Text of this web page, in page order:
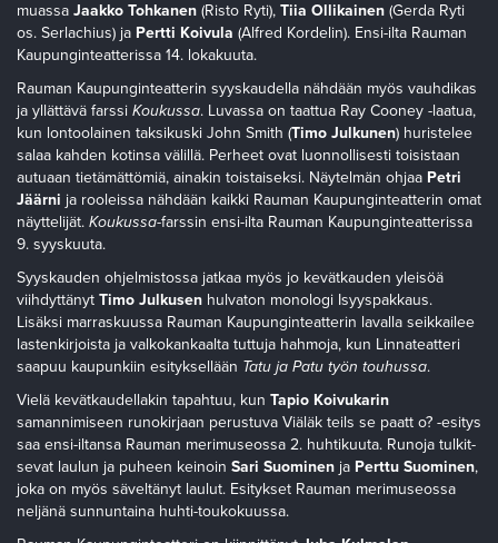
muassa Jaakko Tohkanen (Risto Ryti), Tiia Ollikainen (Gerda Ryti
os. Serlachius) ja Pertti Koivula (Alfred Kordelin). Ensi-ilta Rauman
Kaupunginteatterissa 14. lokakuuta.
Rauman Kaupunginteatterin syyskaudella nähdään myös vauhdikas
ja yllättävä farssi Koukussa. Luvassa on taattua Ray Cooney -laatua,
kun lontoolainen taksikuski John Smith (Timo Julkunen) huristelee
salaa kahden kotinsa välillä. Perheet ovat luonnollisesti toisistaan
autuaan tietämättömiä, ainakin toistaiseksi. Näytelmän ohjaa Petri
Jäärni ja rooleissa nähdään kaikki Rauman Kaupunginteatterin omat
näyttelijät. Koukussa-farssin ensi-ilta Rauman Kaupunginteatterissa
9. syyskuuta.
Syyskauden ohjelmistossa jatkaa myös jo kevätkauden yleisöä
viihdyttänyt Timo Julkusen hulvaton monologi Isyyspakkaus.
Lisäksi marraskuussa Rauman Kaupunginteatterin lavalla seikkailee
lastenkirjoista ja valkokankaalta tuttuja hahmoja, kun Linnateatteri
saapuu kaupunkiin esityksellään Tatu ja Patu työn touhussa.
Vielä kevätkaudellakin tapahtuu, kun Tapio Koivukarin
samannimiseen runokirjaan perustuva Viäläk teils se paatt o? -esitys
saa ensi-iltansa Rauman merimuseossa 2. huhtikuuta. Runoja tulkit-
sevat laulun ja puheen keinoin Sari Suominen ja Perttu Suominen,
joka on myös säveltänyt laulut. Esitykset Rauman merimuseossa
neljänä sunnuntaina huhti-toukokuussa.